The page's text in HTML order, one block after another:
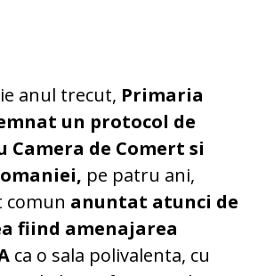
anul trecut, Primaria
un protocol de
Camera de Comert si
pe patru ani,
comun anuntat atunci de
fiind amenajarea
ca o sala polivalenta, cu